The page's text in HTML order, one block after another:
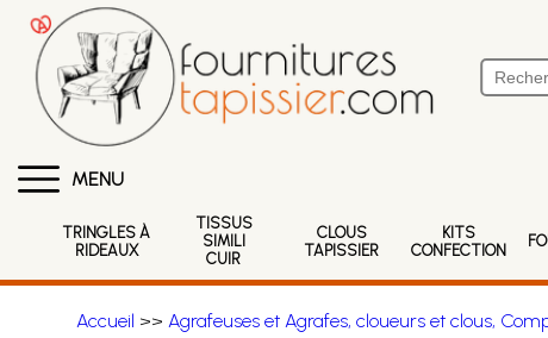
MENU
TRINGLES À
RIDEAUX
TISSUS
SIMILI
CUIR
CLOUS
TAPISSIER
KITS
CONFECTION
Accueil >> Agrafeuses et Agrafes, cloueurs et clous,